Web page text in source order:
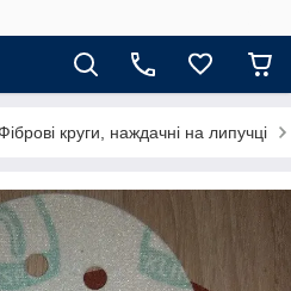
круги, наждачні на липучці